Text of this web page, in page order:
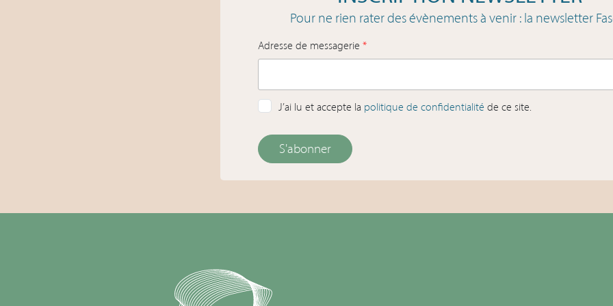
Pour ne rien rater des évènements à venir : la newsletter
Adresse de messagerie *
J’ai lu et accepte la politique de confidentialité de ce site.